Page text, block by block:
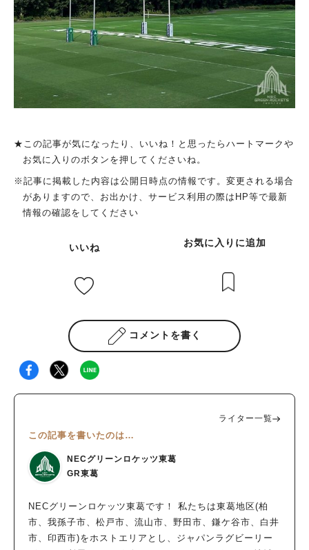
★この記事が気になったり、いいね！と思ったらハートマークや
お気に入りのボタンを押してくださいね。
※記事に掲載した内容は公開日時点の情報です。変更される場合
がありますので、お出かけ、サービス利用の際はHP等で最新
情報の確認をしてください
いいね お気に入りに追加
コメントを書く
ライター一覧
この記事を書いたのは…
NECグリーンロケッツ東葛
GR東葛
NECグリーンロケッツ東葛です！ 私たちは東葛地区(柏
市、我孫子市、松戸市、流山市、野田市、鎌ケ谷市、白井
市、印西市)をホストエリアとし、ジャパンラグビーリー